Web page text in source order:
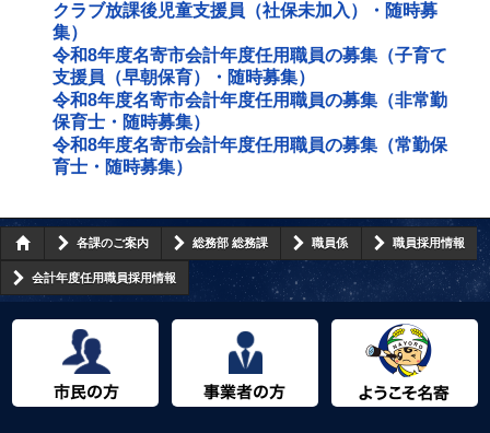
クラブ放課後児童支援員（社保未加入）・随時募
集）
令和8年度名寄市会計年度任用職員の募集（子育て
支援員（早朝保育）・随時募集）
令和8年度名寄市会計年度任用職員の募集（非常勤
保育士・随時募集）
令和8年度名寄市会計年度任用職員の募集（常勤保
育士・随時募集）
各課のご案内 総務部 総務課 職員係 職員採用情報
会計年度任用職員採用情報